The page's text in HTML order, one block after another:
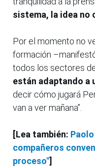
sistema, la idea no
Por el momento no
formación
todos los sectores
están adaptando a
decir cómo jugará
van a ver mañana”.
[Lea también:
compañeros
proceso"]